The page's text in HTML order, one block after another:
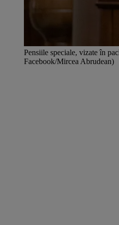
Pensiile speciale, vizate în
Facebook/Mircea Abrudean)